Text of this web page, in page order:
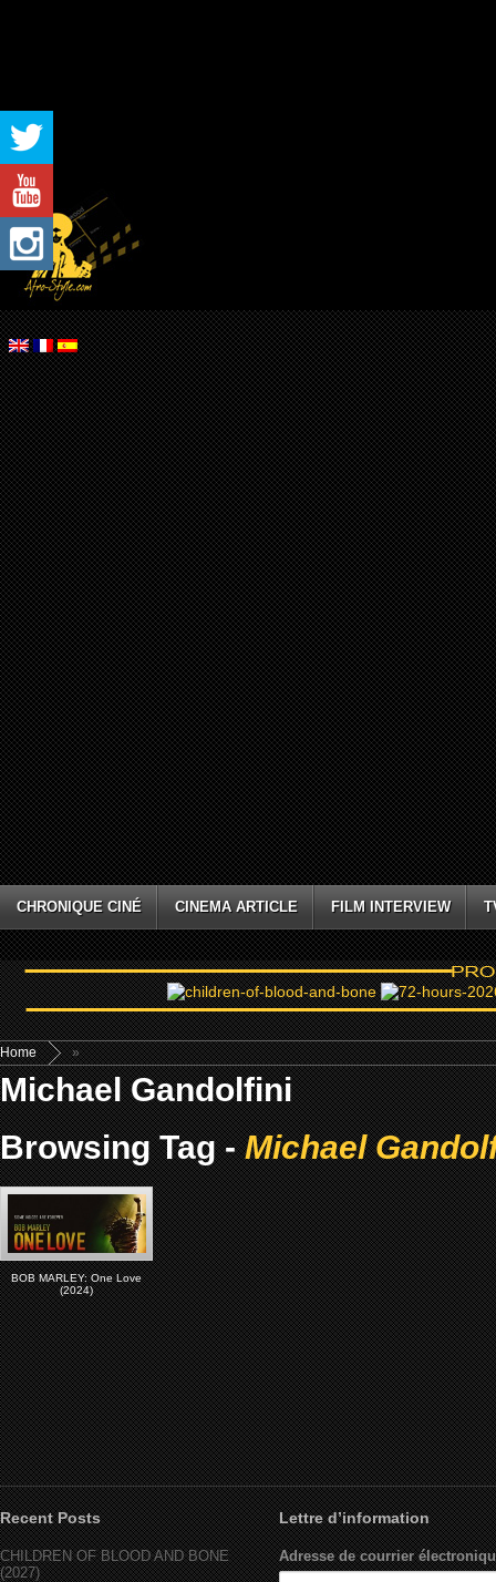
CHRONIQUE CINÉ CINEMA ARTICLE FILM INTERVIEW
Home »
Michael Gandolfini
Browsing Tag -Michael
BOB MARLEY: One Love
(2024)
Recent Posts
CHILDREN OF BLOOD AND BONE
(2027)
Lettre d’information
Adresse de courrier